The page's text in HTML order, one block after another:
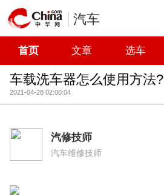
汽车
首页 文章 选车
车载洗车器怎么使用方法?
2021-04-28 02:00:04
汽修技师
汽车维修技师